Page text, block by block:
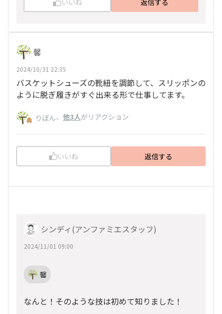
いいね 返信する
馨
2024/10/31 22:35
バスケットシューズの靴紐を調節して、スリッポンの
ように脱ぎ履きがすぐ出来る形で仕事してます。
りぼん、 他3人がリアクション
いいね 返信する
シンディ(アンファミエスタッフ)
2024/11/01 09:00
馨
なんと！そのような技は初めて知りました！